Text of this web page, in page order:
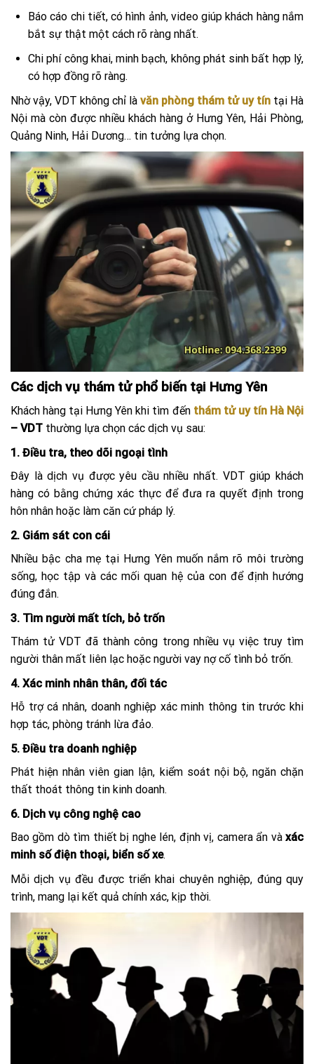
Báo cáo chi tiết, có hình ảnh, video giúp khách hàng nắm
bắt sự thật một cách rõ ràng nhất.
Chi phí công khai, minh bạch, không phát sinh bất hợp lý,
có hợp đồng rõ ràng.
Nhờ vậy, VDT không chỉ là văn phòng thám tử uy tín tại Hà
Nội mà còn được nhiều khách hàng ở Hưng Yên, Hải Phòng,
Quảng Ninh, Hải Dương… tin tưởng lựa chọn.
Các dịch vụ thám tử phổ biến tại Hưng Yên
Khách hàng tại Hưng Yên khi tìm đến thám tử uy tín Hà Nội
– VDT thường lựa chọn các dịch vụ sau:
1. Điều tra, theo dõi ngoại tình
Đây là dịch vụ được yêu cầu nhiều nhất. VDT giúp khách
hàng có bằng chứng xác thực để đưa ra quyết định trong
hôn nhân hoặc làm căn cứ pháp lý.
2. Giám sát con cái
Nhiều bậc cha mẹ tại Hưng Yên muốn nắm rõ môi trường
sống, học tập và các mối quan hệ của con để định hướng
đúng đắn.
3. Tìm người mất tích, bỏ trốn
Thám tử VDT đã thành công trong nhiều vụ việc truy tìm
người thân mất liên lạc hoặc người vay nợ cố tình bỏ trốn.
4. Xác minh nhân thân, đối tác
Hỗ trợ cá nhân, doanh nghiệp xác minh thông tin trước khi
hợp tác, phòng tránh lừa đảo.
5. Điều tra doanh nghiệp
Phát hiện nhân viên gian lận, kiểm soát nội bộ, ngăn chặn
thất thoát thông tin kinh doanh.
6. Dịch vụ công nghệ cao
Bao gồm dò tìm thiết bị nghe lén, định vị, camera ẩn và xác
minh số điện thoại, biển số xe.
Mỗi dịch vụ đều được triển khai chuyên nghiệp, đúng quy
trình, mang lại kết quả chính xác, kịp thời.